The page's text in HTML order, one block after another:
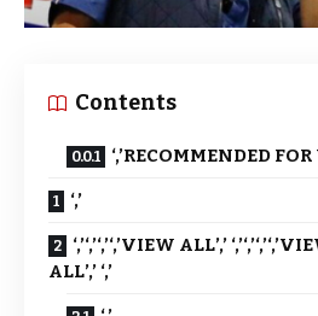
Contents
‘,’RECOMMENDED FOR
‘,’
‘,’‘,’‘,’‘,’VIEW ALL’,’
ALL’,’ ‘,’